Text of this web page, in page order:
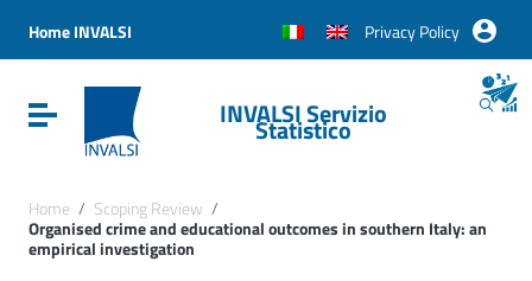
Vai al menu di navigazione
Vai al footer
Home INVALSI Privacy Policy
Attiva / disattiva la navigazioneINVALSI Servizio
Statistico
Home / Scoping Review /
Organised crime and educational outcomes in southern Italy: an
empirical investigation